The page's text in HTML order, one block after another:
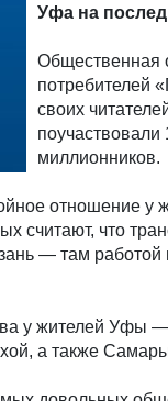
Уфа на
Общественная
потребителей
своих
поучаствовали
миллионников.
отношение у
считают, что
— там
у жителей Уфы —
а также